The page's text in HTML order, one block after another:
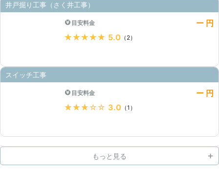
井戸掘り工事（さく井工事）
目安料金
ー 円
★★★★★ 5.0 （2）
スイッチ工事
目安料金
ー 円
★★★★★ 3.0 （1）
もっと見る